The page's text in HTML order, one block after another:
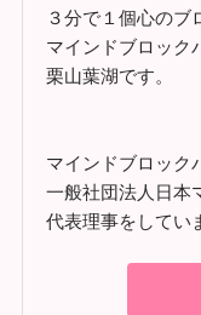
３分で１個心のブ
マインドブロック
栗山葉湖です。
マインドブロック
一般社団法人日本
代表理事をしてい